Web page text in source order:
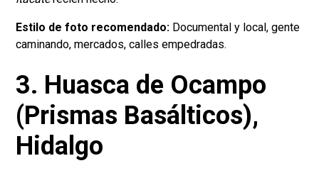
Estilo de foto recomendado: Documental y local, gente
caminando, mercados, calles empedradas.
3. Huasca de Ocampo
(Prismas Basálticos),
Hidalgo